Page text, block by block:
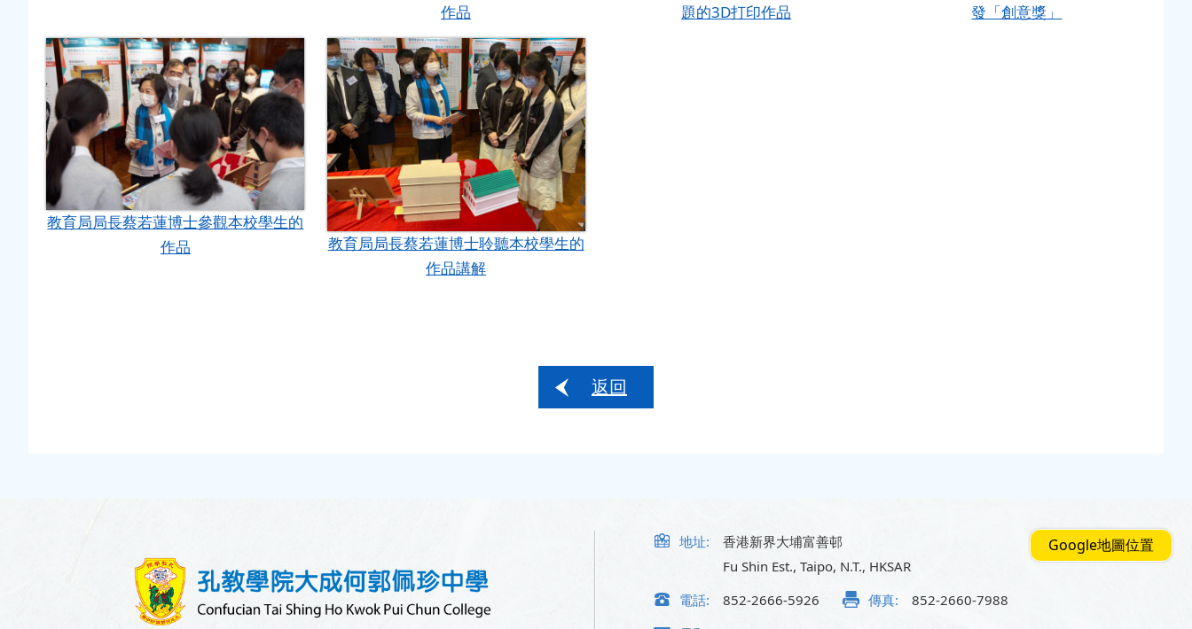
作品
題的3D打印作品
發「創意獎」
教育局局長蔡若蓮博士參觀本校學生的
作品
教育局局長蔡若蓮博士聆聽本校學生的
作品講解
返回
Google地圖位置
地址:
香港新界大埔富善邨
Fu Shin Est., Taipo, N.T., HKSAR
電話:
852-2666-5926 傳真:
852-2660-7988